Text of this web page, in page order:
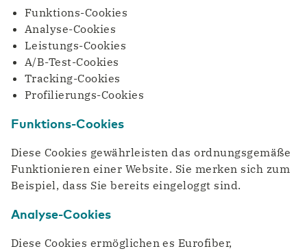
Transport und Logistik
Funktions-Cookies
Analyse-Cookies
Leistungs-Cookies
A/B-Test-Cookies
Tracking-Cookies
Profilierungs-Cookies
Funktions-Cookies
Diese Cookies gewährleisten das ordnungsgemäße
Funktionieren einer Website. Sie merken sich zum
Beispiel, dass Sie bereits eingeloggt sind.
Analyse-Cookies
Diese Cookies ermöglichen es Eurofiber,